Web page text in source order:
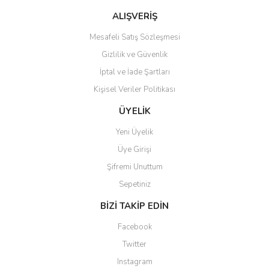
Bu ürüne benzer farklı alternatifler olmalı.
Gönder
ALIŞVERİŞ
Mesafeli Satış Sözleşmesi
Gizlilik ve Güvenlik
İptal ve İade Şartları
Kişisel Veriler Politikası
ÜYELİK
Yeni Üyelik
Üye Girişi
Şifremi Unuttum
Sepetiniz
BİZİ TAKİP EDİN
Facebook
Twitter
Instagram